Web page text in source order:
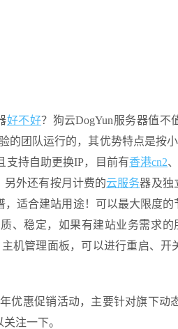
好不好？狗云DogYun服务器值不
的团队运行的，其优势特点是按
支持自助更换IP，目前有香港cn2
另外还有按月计费的云服务器及独
适合建站用途！可以最大限度的
、稳定，如果有建站业务需求的
机管理面板，可以进行重启、开
优惠促销活动，主要针对旗下动
注一下。